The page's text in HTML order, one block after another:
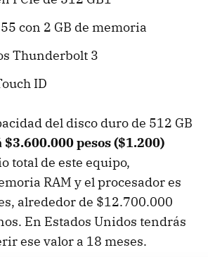
con 2 GB de memoria
Thunderbolt 3
ID
del disco duro de 512 GB
$3.600.000 pesos ($1.200)
total de este equipo,
RAM y el procesador es
alrededor de $12.700.000
En Estados Unidos tendrás
ese valor a 18 meses.